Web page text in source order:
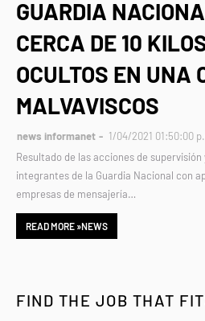
GUARDIA
CERCA DE 10
OCULTOS EN UNA
MALVAVISCOS
news informanet
1/04/2021 01:50:00
Resultado de las acciones de
integrantes de la Guardia Nacional con
empresas de mensajería…
READ MORE »NEWS
FIND THE JOB THAT